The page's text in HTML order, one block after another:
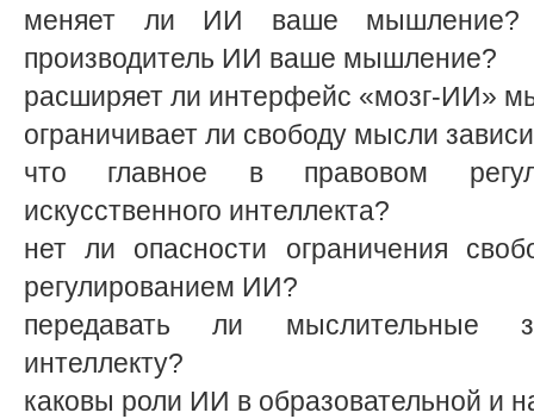
меняет ли ИИ ваше мышление?
производитель ИИ ваше мышление?
расширяет ли интерфейс «мозг-ИИ»
ограничивает ли свободу мысли
что главное в правовом
искусственного интеллекта?
нет ли опасности ограничения
регулированием ИИ?
передавать ли мыслительные
интеллекту?
каковы роли ИИ в образовательной и